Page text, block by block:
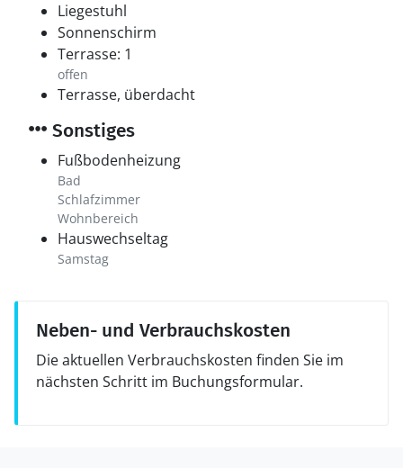
Liegestuhl
Sonnenschirm
Terrasse: 1
offen
Terrasse, überdacht
Sonstiges
Fußbodenheizung
Bad
Schlafzimmer
Wohnbereich
Hauswechseltag
Samstag
Neben- und Verbrauchskosten
Die aktuellen Verbrauchskosten finden Sie im
nächsten Schritt im Buchungsformular.